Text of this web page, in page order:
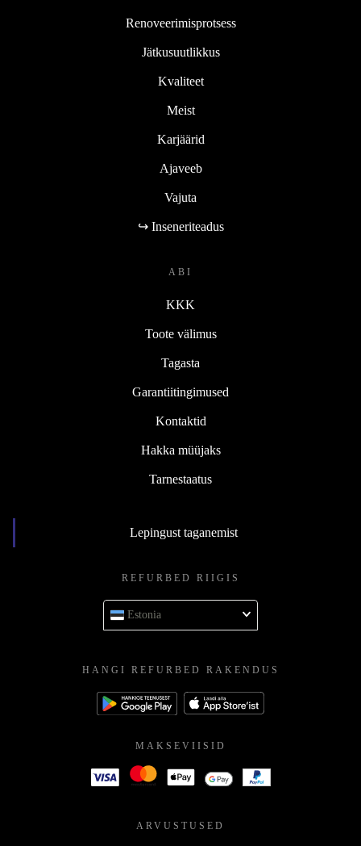
Renoveerimisprotsess
Jätkusuutlikkus
Kvaliteet
Meist
Karjäärid
Ajaveeb
Vajuta
↪ Inseneriteadus
ABI
KKK
Toote välimus
Tagasta
Garantiitingimused
Kontaktid
Hakka müüjaks
Tarnestaatus
Lepingust taganemist
REFURBED RIIGIS
Estonia
HANGI REFURBED RAKENDUS
MAKSEVIISID
ARVUSTUSED